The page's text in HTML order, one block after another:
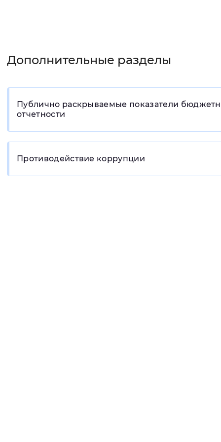
Дополнительные разделы
Публично раскрываемые показатели
отчетности
Противодействие коррупции